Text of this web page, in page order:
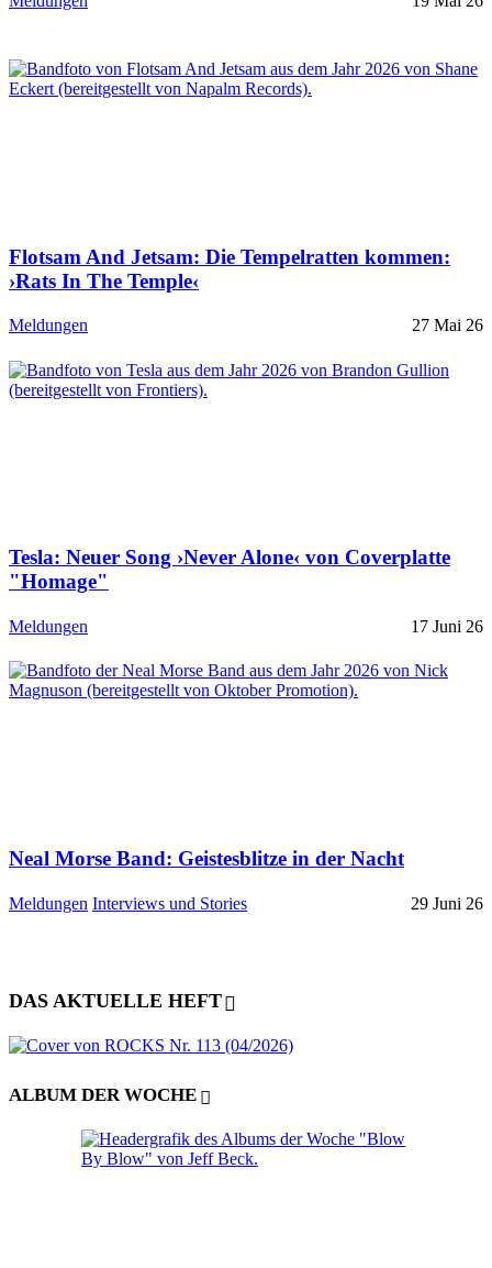
Flotsam And Jetsam: Die Tempelratten kommen:
›Rats In The Temple‹
Meldungen 27 Mai 26
Tesla: Neuer Song ›Never Alone‹ von Coverplatte
"Homage"
Meldungen 17 Juni 26
Neal Morse Band: Geistesblitze in der Nacht
Meldungen Interviews und Stories 29 Juni 26
DAS AKTUELLE HEFT
ALBUM DER WOCHE